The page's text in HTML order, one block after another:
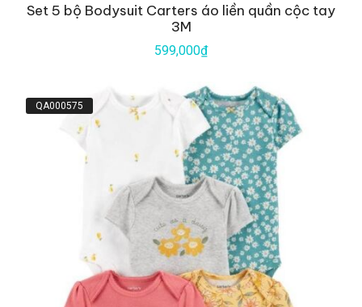
Set 5 bộ Bodysuit Carters áo liền quần cộc tay
3M
599,000₫
QA000575